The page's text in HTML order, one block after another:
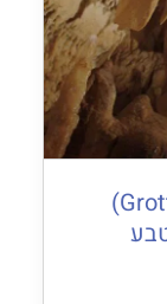
מערת וילאר (Grotte de Villars)